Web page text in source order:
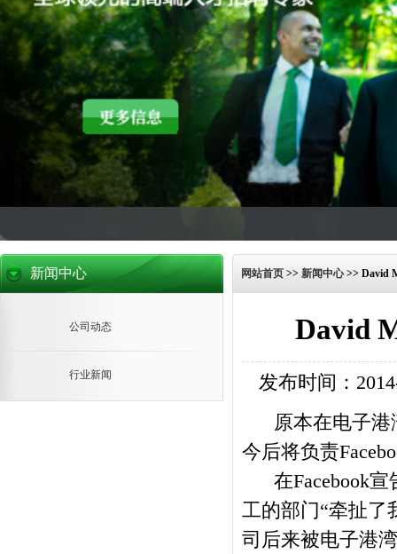
苏州伟士立德管
理咨询有限公司
新闻中心
公司动态
行业新闻
网站首页 >> 新闻中心>> David
David
发布时间：
原本在电子港
今后将负责
在Facebook宣
工的部门“牵扯了
司后来被电子港